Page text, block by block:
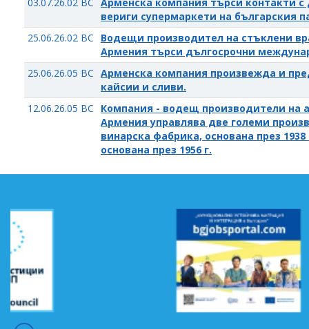
вериги супермаркети на българския
25.06.26.02 BC
Водещи производител на стъклени
Армения търси дългосрочни
25.06.26.05 BC Арменска компания произвежда и
кайсии и сливи.
12.06.26.05 BC
Компания - водещ производители на
Армения управлява две големи
винарска фабрика, основана през
основана през 1956 г.